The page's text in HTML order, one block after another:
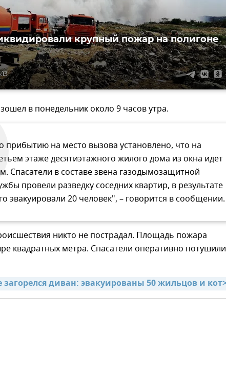
крупный пожар на полигоне
в понедельник около 9 часов утра.
прибытию на место вызова установлено, что на
этаже десятиэтажного жилого дома из окна идет
Спасатели в составе звена газодымозащитной
провели разведку соседних квартир, в результате
эвакуировали 20 человек", – говорится в сообщении.
никто не пострадал. Площадь пожара
квадратных метра. Спасатели оперативно потушили
загорелся диван: эвакуированы 50 жильцов и